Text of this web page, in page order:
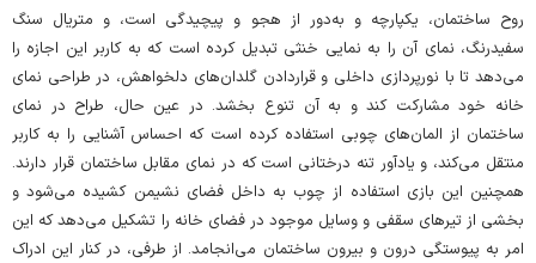
روح ساختمان، یکپارچه و به‌دور از هجو و پیچیدگی است، و متریال سنگ
سفیدرنگ، نمای آن را به نمایی خنثی‌ تبدیل کرده است که به کاربر این اجازه را
می‌دهد تا با نورپردازی داخلی و قراردادن گلدان‌های دلخواهش، در طراحی نمای
خانه خود مشارکت کند و به آن تنوع بخشد. در عین حال، طراح در نمای
ساختمان از المان‌های چوبی استفاده کرده است که احساس آشنایی را به کاربر
منتقل می‌کند، و یادآور تنه درختانی است که در نمای مقابل ساختمان قرار دارند.
همچنین این بازی استفاده از چوب به داخل فضای نشیمن کشیده می‌شود و
بخشی از تیرهای سقفی و وسایل موجود در فضای خانه را تشکیل می‌دهد که این
امر به پیوستگی درون و بیرون ساختمان می‌انجامد. از طرفی، در کنار این ادراک